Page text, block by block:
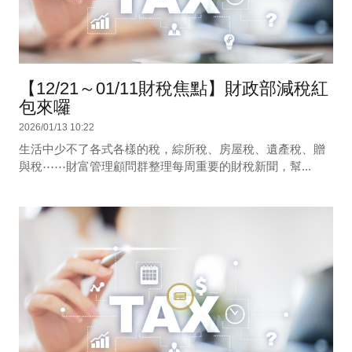
【12/21～01/11財稅焦點】財政部減稅紅
包來囉
2026/01/13 10:22
生活中少不了各式各樣的稅，綜所稅、房屋稅、遺產稅、贈
與稅⋯⋯財富管理顧問群整理每周重要的財稅新聞，幫...